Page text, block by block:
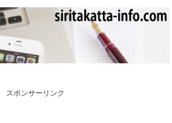
スポンサーリンク